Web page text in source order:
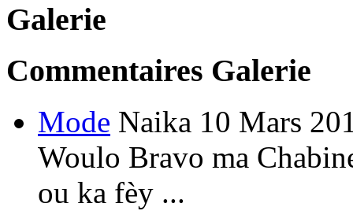
Galerie
Commentaires Galerie
Mode Naika 10 Mars
Woulo Bravo ma
ou ka fèy ...